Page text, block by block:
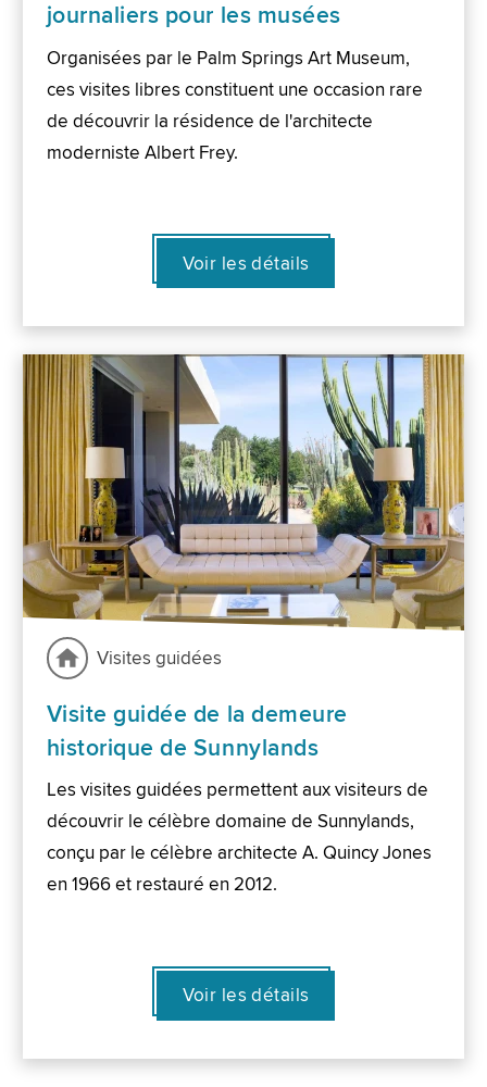
journaliers pour les musées
Organisées par le Palm Springs Art Museum,
ces visites libres constituent une occasion rare
de découvrir la résidence de l'architecte
moderniste Albert Frey.
Voir les détails
Visites guidées
Visite guidée de la demeure
historique de Sunnylands
Les visites guidées permettent aux visiteurs de
découvrir le célèbre domaine de Sunnylands,
conçu par le célèbre architecte A. Quincy Jones
en 1966 et restauré en 2012.
Voir les détails